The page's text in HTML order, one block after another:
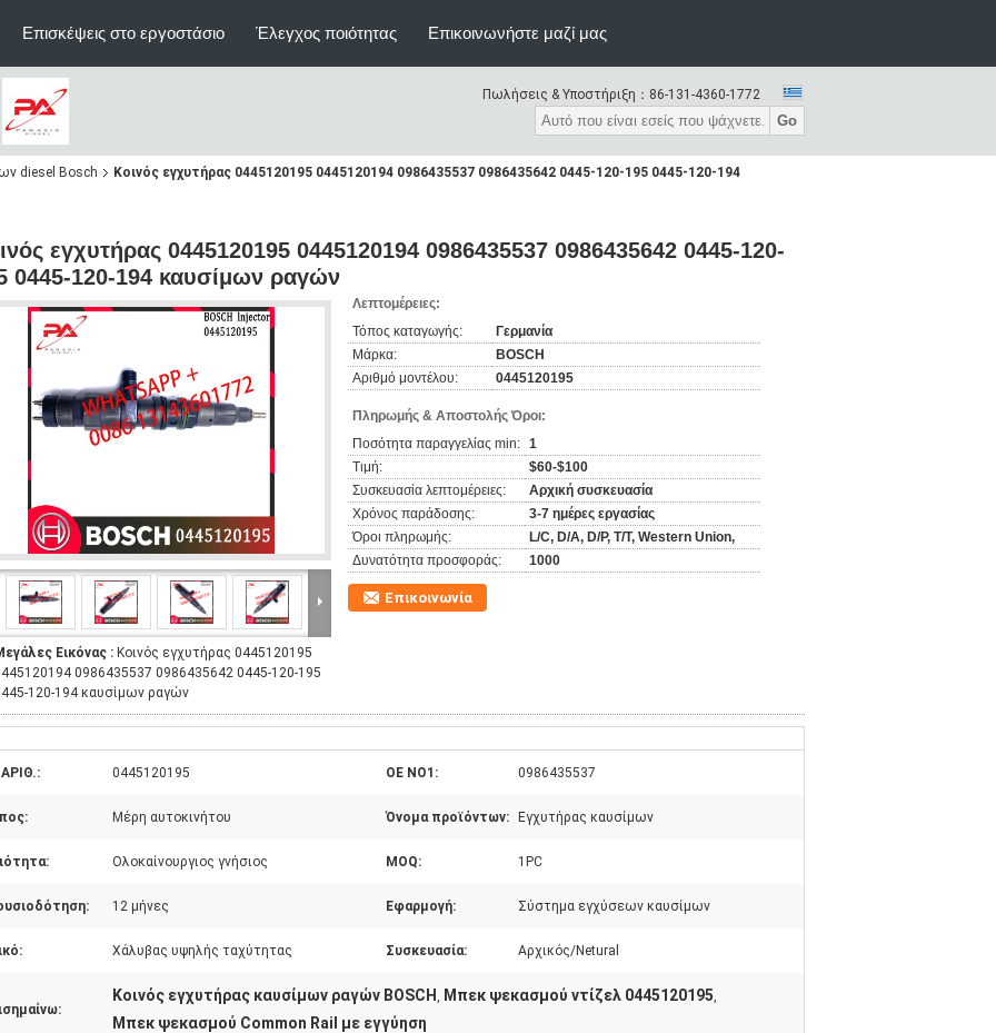
Επισκέψεις στο εργοστάσιο Έλεγχος ποιότητας Επικοινωνήστε μαζί μας
Πωλήσεις & Υποστήριξη： 86-131-4360-1772
Go
diesel Bosch Κοινός εγχυτήρας 0445120195 0445120194 0986435537 0986435642 0445-120-195 0445-120-194
εγχυτήρας 0445120195 0445120194 0986435537 0986435642 0445-120-
0445-120-194 καυσίμων ραγών
Εικόνας : Κοινός εγχυτήρας 0445120195
0986435537 0986435642 0445-120-195
120-194 καυσίμων ραγών
Λεπτομέρειες:
Τόπος καταγωγής:
Γερμανία
Μάρκα:
BOSCH
Αριθμό μοντέλου:
0445120195
Πληρωμής & Αποστολής Όροι:
Ποσότητα παραγγελίας min: 1
Τιμή:
$60-$100
Συσκευασία λεπτομέρειες:
Αρχική συσκευασία
Χρόνος παράδοσης:
3-7 ημέρες εργασίας
Όροι πληρωμής:
L/C, D/A, D/P, T/T, Western Union,
Δυνατότητα προσφοράς:
1000
Επικοινωνία
ΑΡΙΘ.: 0445120195 OE NO1: 0986435537
Μέρη αυτοκινήτου Όνομα προϊόντων: Εγχυτήρας καυσίμων
Ολοκαίνουργιος γνήσιος MOQ: 1PC
12 μήνες Εφαρμογή: Σύστημα εγχύσεων καυσίμων
Χάλυβας υψηλής ταχύτητας Συσκευασία: Αρχικός/Netural
Κοινός εγχυτήρας καυσίμων ραγών BOSCH , Μπεκ ψεκασμού ντίζελ 0445120195,
Μπεκ ψεκασμού Common Rail με εγγύηση